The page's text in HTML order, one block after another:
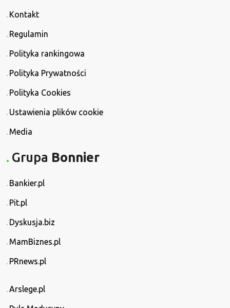
Kontakt
Regulamin
Polityka rankingowa
Polityka Prywatności
Polityka Cookies
Ustawienia plików cookie
Media
Grupa Bonnier
Bankier.pl
Pit.pl
Dyskusja.biz
MamBiznes.pl
PRnews.pl
Arslege.pl